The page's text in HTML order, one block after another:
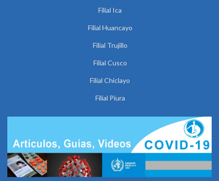
Filial Ica
Filial Huancayo
Filial Trujillo
Filial Cusco
Filial Chiclayo
Filial Piura